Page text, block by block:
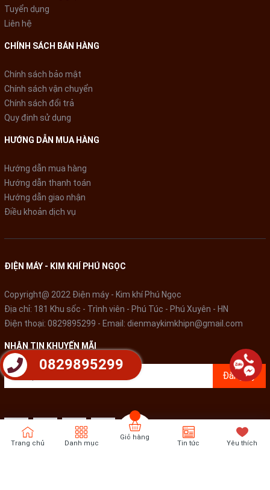
Tuyển dụng
Liên hệ
CHÍNH SÁCH BÁN HÀNG
Chính sách bảo mật
Chính sách vận chuyển
Chính sách đổi trả
Quy định sử dụng
HƯỚNG DẪN MUA HÀNG
Hướng dẫn mua hàng
Hướng dẫn thanh toán
Hướng dẫn giao nhận
Điều khoản dịch vụ
ĐIỆN MÁY - KIM KHÍ PHÚ NGỌC
Copyright@ 2022 Điện máy - Kim khí Phú Ngọc
Địa chỉ: 181 Khu sốc - Trình viên - Phú Túc - Phú Xuyên - HN
Điện thoại: 0829895299 - Email: dienmaykimkhipn@gmail.com
NHẬN TIN KHUYẾN MÃI
Đăng ký
Trang chủ Danh mục
Giỏ hàng
Tin tức Yêu thích
0829895299